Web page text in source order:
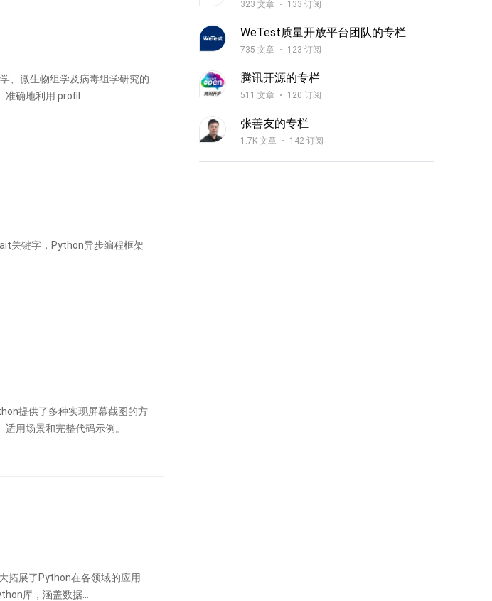
、微生物组学及病毒组学研究的
确地利用 profil...
关键字，Python异步编程框架
提供了多种实现屏幕截图的方
用场景和完整代码示例。
拓展了Python在各领域的应用
库，涵盖数据...
323 文章 133 订阅
WeTest质量开放平台团队的专栏
735 文章 123 订阅
腾讯开源的专栏
511 文章 120 订阅
张善友的专栏
1.7K 文章 142 订阅